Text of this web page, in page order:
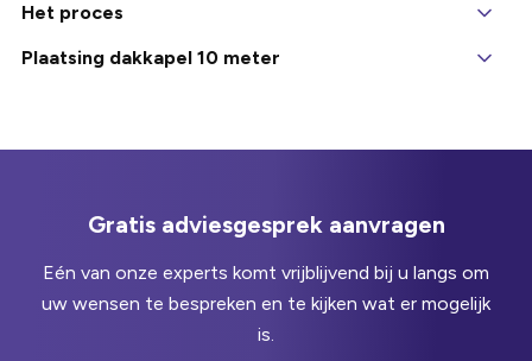
Het proces
nodig), starten we met de productie van uw 10 meter
woning. Dit proces omvat nauwkeurige maatvoering,
Plaatsing dakkapel 10 meter
voor een efficiënte en nauwkeurige installatie. Eerst
wordt gewerkt om schade aan de bestaande
dakstructuur te voorkomen. Vervolgens wordt de
dakkapel stevig verankerd in de opening. Het team zorgt
voor een volledig waterdichte afwerking en integreert de
dakbedekking naadloos met de rest van het dak. Na de
Gratis adviesgesprek aanvragen
Eén van onze experts komt vrijblijvend bij u langs om
uw wensen te bespreken en te kijken wat er mogelijk
is.